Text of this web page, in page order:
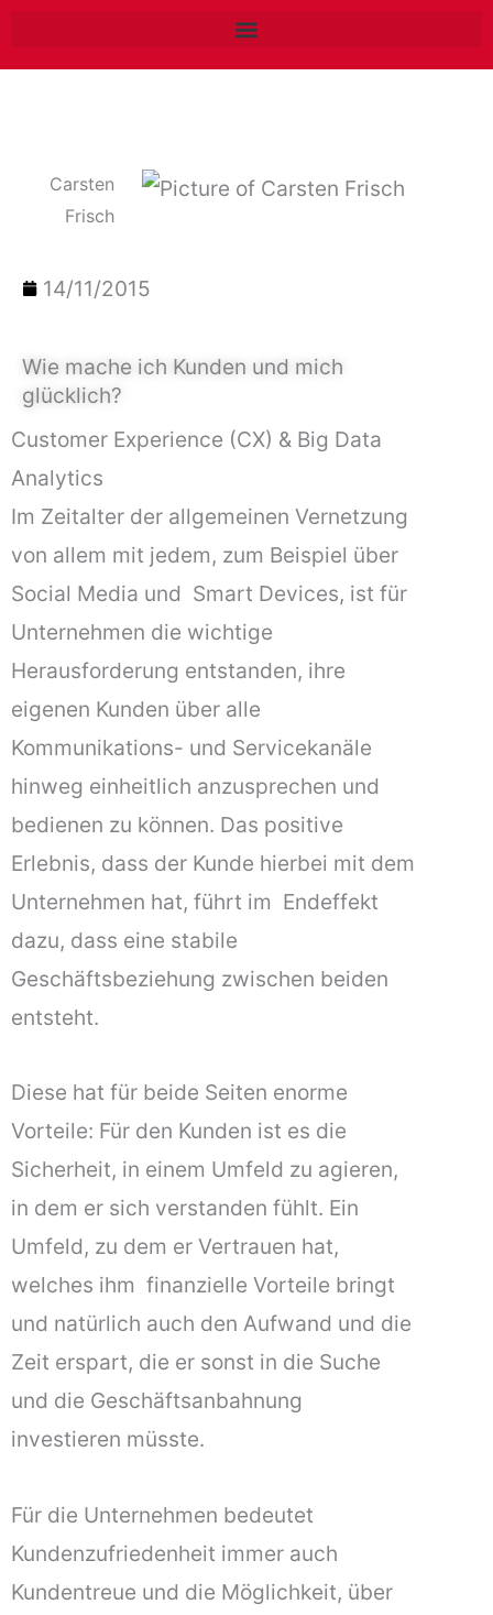
Carsten
Frisch
14/11/2015
Wie mache ich Kunden und mich
glücklich?
Customer Experience (CX) & Big Data
Analytics
Im Zeitalter der allgemeinen Vernetzung
von allem mit jedem, zum Beispiel über
Social Media und Smart Devices, ist für
Unternehmen die wichtige
Herausforderung entstanden, ihre
eigenen Kunden über alle
Kommunikations- und Servicekanäle
hinweg einheitlich anzusprechen und
bedienen zu können. Das positive
Erlebnis, dass der Kunde hierbei mit dem
Unternehmen hat, führt im Endeffekt
dazu, dass eine stabile
Geschäftsbeziehung zwischen beiden
entsteht.
Diese hat für beide Seiten enorme
Vorteile: Für den Kunden ist es die
Sicherheit, in einem Umfeld zu agieren,
in dem er sich verstanden fühlt. Ein
Umfeld, zu dem er Vertrauen hat,
welches ihm finanzielle Vorteile bringt
und natürlich auch den Aufwand und die
Zeit erspart, die er sonst in die Suche
und die Geschäftsanbahnung
investieren müsste.
Für die Unternehmen bedeutet
Kundenzufriedenheit immer auch
Kundentreue und die Möglichkeit, über